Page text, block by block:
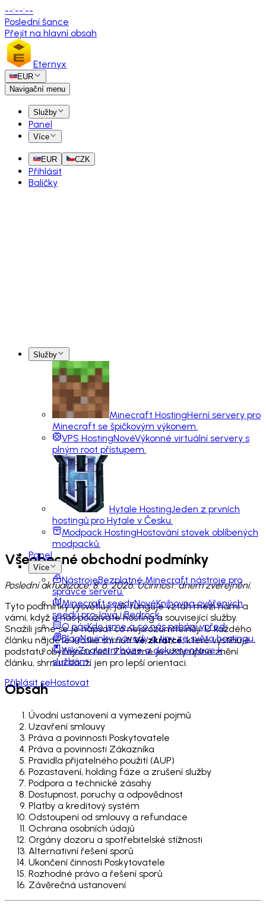
--:--:--
Poslední šance
Přejít na hlavní obsah
Eternyx
EUR
Navigační menu
Služby
Panel
Více
EUR CZK
Přihlásit
Balíčky
Služby
Minecraft HostingHerní servery pro
Minecraft se špičkovým výkonem.
VPS HostingNovéVýkonné virtuální servery s
plným root přístupem.
Hytale HostingJeden z prvních
hostingů pro Hytale v Česku.
Modpack HostingHostování stovek oblíbených
modpacků.
Panel
Více
NástrojeBezplatné Minecraft nástroje pro
správce serverů.
Minecraft seedyNovéKnihovna ověřených
seedů pro Java i Bedrock.
O násKdo jsme a co nás pohání vpřed.
BlogNovinky, návody a tipy ze světa hostingu.
WikiZnalostní báze a dokumentace k
službám.
Přihlásit seHostovat
Všeobecné obchodní podmínky
Poslední aktualizace: 8. 6. 2026. Účinnost: dnem zveřejnění.
Tyto podmínky vysvětlují, jak funguje vztah mezi námi a
vámi, když u nás používáte hosting a související služby.
Snažili jsme se je napsat co nejsrozumitelněji. U každého
článku najdete krátké shrnutíVe zkratce, které vystihuje
podstatu obyčejnou řečí. Závazné je vždy úplné znění
článku, shrnutí slouží jen pro lepší orientaci.
Obsah
Úvodní ustanovení a vymezení pojmů
Uzavření smlouvy
Práva a povinnosti Poskytovatele
Práva a povinnosti Zákazníka
Pravidla přijatelného použití (AUP)
Pozastavení, holding fáze a zrušení služby
Podpora a technické zásahy
Dostupnost, poruchy a odpovědnost
Platby a kreditový systém
Odstoupení od smlouvy a refundace
Ochrana osobních údajů
Orgány dozoru a spotřebitelské stížnosti
Alternativní řešení sporů
Ukončení činnosti Poskytovatele
Rozhodné právo a řešení sporů
Závěrečná ustanovení